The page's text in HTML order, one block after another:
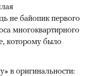
не байопик первого
многоквартирного
которому было
в оригинальности: